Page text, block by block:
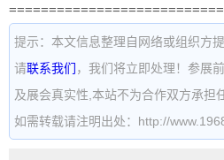
提示：本文信息整理自网络或组织方
请联系我们 ，我们将立即处理！参展
及展会真实性,本站不为合作双方承担
如需转载请注明出处：http://